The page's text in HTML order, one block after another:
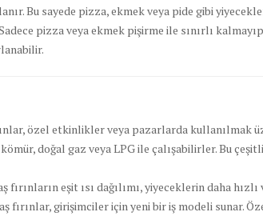
Bu sayede pizza, ekmek veya pide gibi
pizza veya ekmek pişirme ile sınırlı
özel etkinlikler veya pazarlarda kullanılmak
kömür, doğal gaz veya LPG ile çalışabilirler. Bu
fırınların eşit ısı dağılımı, yiyeceklerin daha
fırınlar, girişimciler için yeni bir iş modeli sunar.